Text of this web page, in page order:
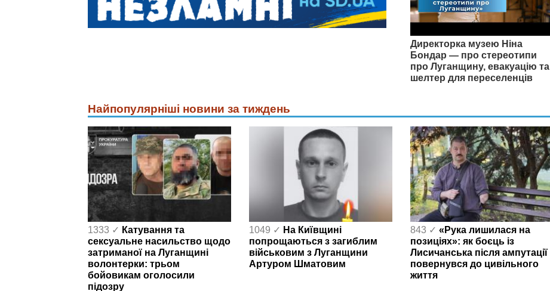
Директорка музею Ніна
Бондар — про стереотипи
про Луганщину, евакуацію та
шелтер для переселенців
Найпопулярніші новини за тиждень
1333 ✓ Катування та
сексуальне насильство щодо
затриманої на Луганщині
волонтерки: трьом
бойовикам оголосили
підозру
1049 ✓ На Київщині
попрощаються з загиблим
військовим з Луганщини
Артуром Шматовим
843 ✓ «Рука лишилася на
позиціях»: як боєць із
Лисичанська після ампутації
повернувся до цивільного
життя